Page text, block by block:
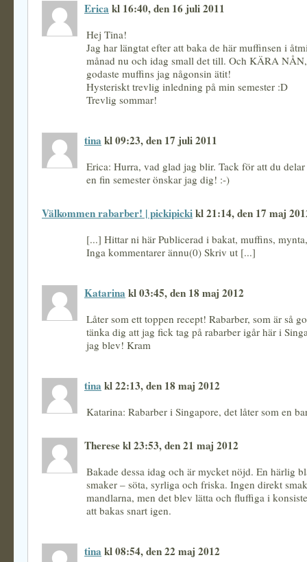
Erica kl 16:40, den 16 juli 2011
Hej Tina!
Jag har längtat efter att baka de här muffinsen i
månad nu och idag small det till. Och KÄRA
godaste muffins jag någonsin ätit!
Hysteriskt trevlig inledning på min semester :D
Trevlig sommar!
tina kl 09:23, den 17 juli 2011
Erica: Hurra, vad glad jag blir. Tack för att du
en fin semester önskar jag dig! :-)
Välkommen rabarber! | pickipickikl 21:14, den 17 maj
[...] Hittar ni här Publicerad i bakat, muffins,
Inga kommentarer ännu(0) Skriv ut [...]
Katarina kl 03:45, den 18 maj 2012
Låter som ett toppen recept! Rabarber, som är så
tänka dig att jag fick tag på rabarber igår här i
jag blev! Kram
tina kl 22:13, den 18 maj 2012
Katarina: Rabarber i Singapore, det låter som en
Therese kl 23:53, den 21 maj 2012
Bakade dessa idag och är mycket nöjd. En härlig
smaker – söta, syrliga och friska. Ingen direkt
mandlarna, men det blev lätta och fluffiga i
att bakas snart igen.
tina kl 08:54, den 22 maj 2012